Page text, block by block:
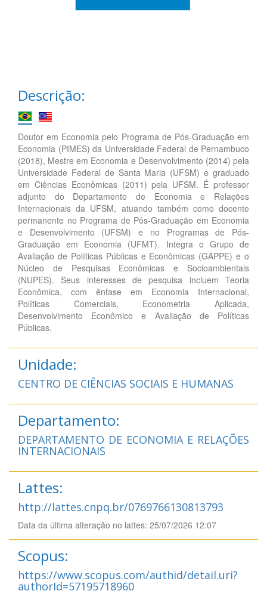
Descrição:
Doutor em Economia pelo Programa de Pós-Graduação em
Economia (PIMES) da Universidade Federal de Pernambuco
(2018), Mestre em Economia e Desenvolvimento (2014) pela
Universidade Federal de Santa Maria (UFSM) e graduado
em Ciências Econômicas (2011) pela UFSM. É professor
adjunto do Departamento de Economia e Relações
Internacionais da UFSM, atuando também como docente
permanente no Programa de Pós-Graduação em Economia
e Desenvolvimento (UFSM) e no Programas de Pós-
Graduação em Economia (UFMT). Integra o Grupo de
Avaliação de Políticas Públicas e Econômicas (GAPPE) e o
Núcleo de Pesquisas Econômicas e Socioambientais
(NUPES). Seus interesses de pesquisa incluem Teoria
Econômica, com ênfase em Economia Internacional,
Políticas Comerciais, Econometria Aplicada,
Desenvolvimento Econômico e Avaliação de Políticas
Públicas.
Unidade:
CENTRO DE CIÊNCIAS SOCIAIS E HUMANAS
Departamento:
DEPARTAMENTO DE ECONOMIA E RELAÇÕES
INTERNACIONAIS
Lattes:
http://lattes.cnpq.br/0769766130813793
Data da última alteração no lattes: 25/07/2026 12:07
Scopus:
https://www.scopus.com/authid/detail.uri?
authorId=57195718960